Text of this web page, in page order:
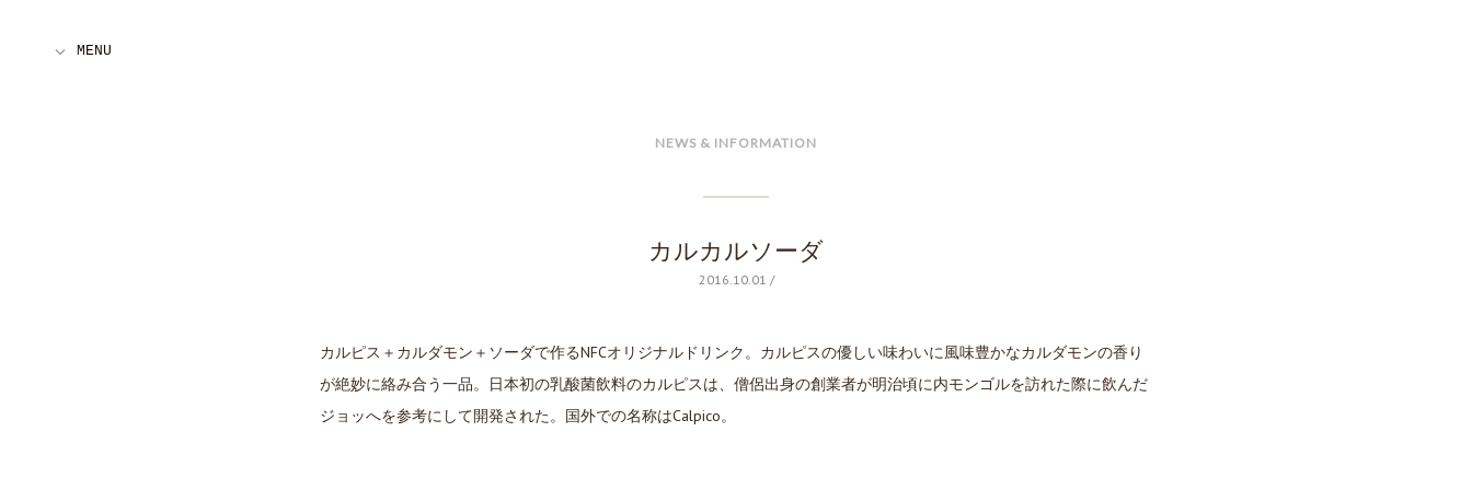
NEWS & INFORMATION
カルカルソーダ
2016.10.01 /
カルピス＋カルダモン＋ソーダで作るNFCオリジナルドリンク。カルピスの優しい味わいに風味豊かなカルダモンの香り
が絶妙に絡み合う一品。日本初の乳酸菌飲料のカルピスは、僧侶出身の創業者が明治頃に内モンゴルを訪れた際に飲んだ
ジョッへを参考にして開発された。国外での名称はCalpico。